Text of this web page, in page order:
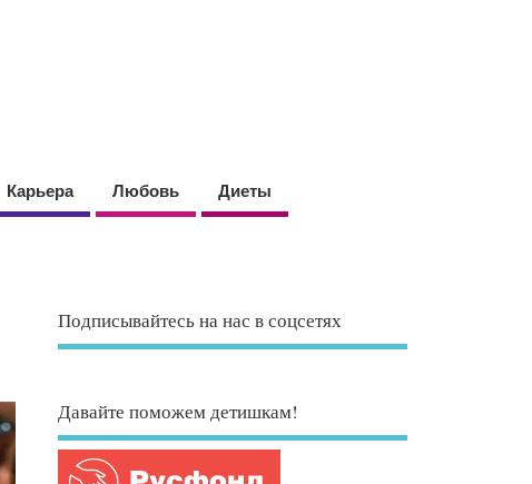
Карьера Любовь Диеты
Подписывайтесь на нас в соцсетях
Давайте поможем детишкам!